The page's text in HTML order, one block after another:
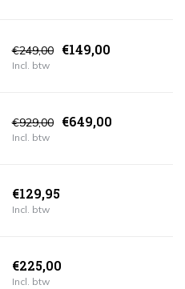
€249,00 €149,00
Incl. btw
€929,00 €649,00
Incl. btw
€129,95
Incl. btw
€225,00
Incl. btw